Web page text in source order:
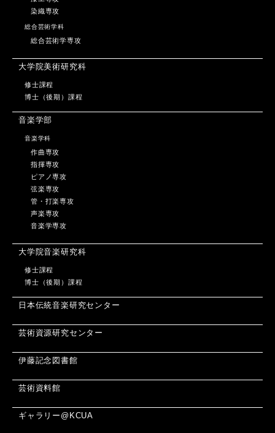
染織専攻
総合芸術学科
総合芸術学専攻
大学院美術研究科
修士課程
博士（後期）課程
音楽学部
音楽学科
作曲専攻
指揮専攻
ピアノ専攻
弦楽専攻
管・打楽専攻
声楽専攻
音楽学専攻
大学院音楽研究科
修士課程
博士（後期）課程
日本伝統音楽研究センター
芸術資源研究センター
伊藤記念図書館
芸術資料館
ギャラリー@KCUA